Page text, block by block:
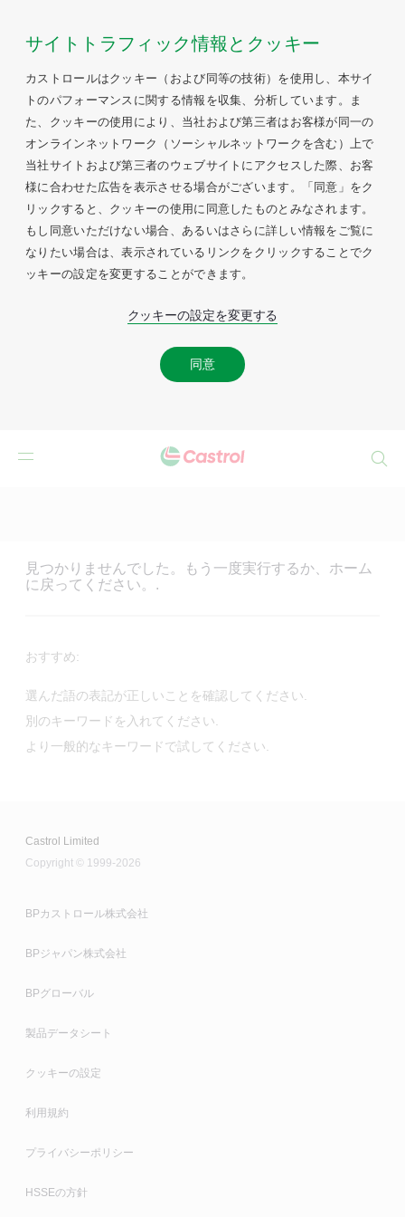
サイトトラフィック情報とクッキー
カストロールはクッキー（および同等の技術）を使用し、本サイ
トのパフォーマンスに関する情報を収集、分析しています。ま
た、クッキーの使用により、当社および第三者はお客様が同一の
オンラインネットワーク（ソーシャルネットワークを含む）上で
当社サイトおよび第三者のウェブサイトにアクセスした際、お客
様に合わせた広告を表示させる場合がございます。「同意」をク
リックすると、クッキーの使用に同意したものとみなされます。
もし同意いただけない場合、あるいはさらに詳しい情報をご覧に
なりたい場合は、表示されているリンクをクリックすることでク
ッキーの設定を変更することができます。
クッキーの設定を変更する
同意
見つかりませんでした。もう一度実行するか、ホーム
に戻ってください。.
おすすめ:
選んだ語の表記が正しいことを確認してください.
別のキーワードを入れてください.
より一般的なキーワードで試してください.
Castrol Limited
Copyright © 1999-2026
BPカストロール株式会社
BPジャパン株式会社
BPグローバル
製品データシート
クッキーの設定
利用規約
プライバシーポリシー
HSSEの方針